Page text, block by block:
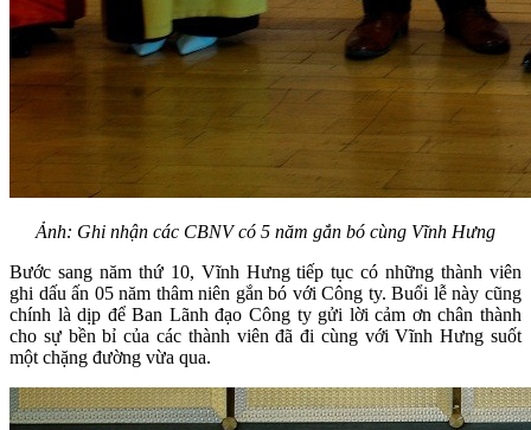
Ảnh: Ghi nhận các CBNV có 5 năm gắn bó cùng Vĩnh Hưng
Bước sang năm thứ 10, Vĩnh Hưng tiếp tục có những thành viên
ghi dấu ấn 05 năm thâm niên gắn bó với Công ty. Buổi lễ này cũng
chính là dịp để Ban Lãnh đạo Công ty gửi lời cảm ơn chân thành
cho sự bền bỉ của các thành viên đã đi cùng với Vĩnh Hưng suốt
một chặng đường vừa qua.